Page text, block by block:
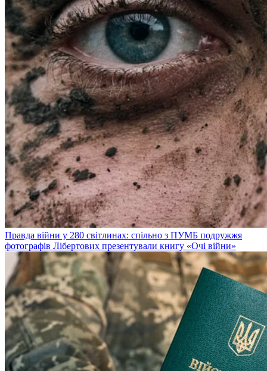
Правда війни у 280 світлинах: спільно з ПУМБ подружжя
фотографів Лібертових презентували книгу «Очі війни»